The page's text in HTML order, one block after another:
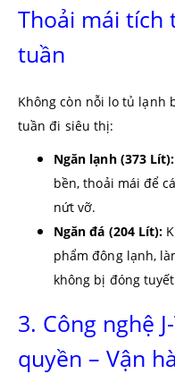
Thoải mái tích
tuần
Không còn nỗi lo tủ lạnh
tuần đi siêu thị:
Ngăn lạnh (373 Lít):
bền, thoải mái để
nứt vỡ.
Ngăn đá (204 Lít):
phẩm đông lạnh,
không bị đóng
3. Công nghệ
quyền – Vận